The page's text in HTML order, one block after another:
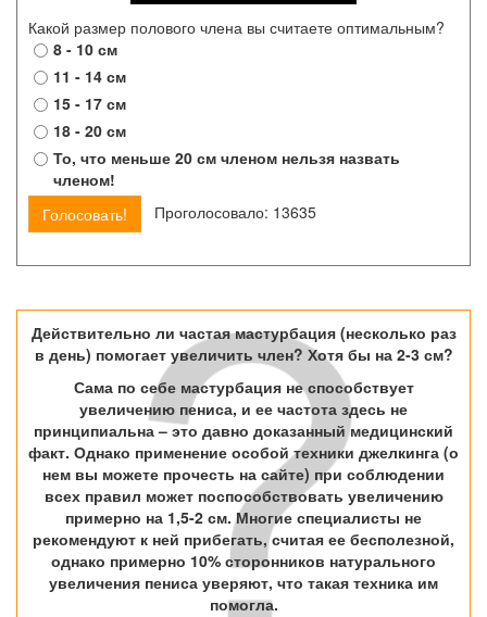
Какой размер полового члена вы считаете оптимальным?
8 - 10 см
11 - 14 см
15 - 17 см
18 - 20 см
То, что меньше 20 см членом нельзя назвать
членом!
Проголосовало: 13635
Действительно ли частая мастурбация (несколько раз
в день) помогает увеличить член? Хотя бы на 2-3 см?
Сама по себе мастурбация не способствует
увеличению пениса, и ее частота здесь не
принципиальна – это давно доказанный медицинский
факт. Однако применение особой техники джелкинга (о
нем вы можете прочесть на сайте) при соблюдении
всех правил может поспособствовать увеличению
примерно на 1,5-2 см. Многие специалисты не
рекомендуют к ней прибегать, считая ее бесполезной,
однако примерно 10% сторонников натурального
увеличения пениса уверяют, что такая техника им
помогла.